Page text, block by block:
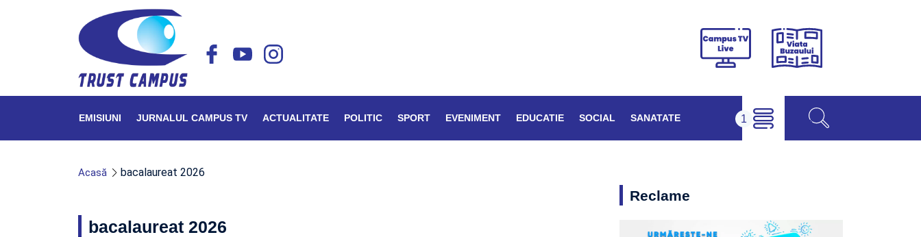
Campus
Viața
EMISIUNI JURNALUL CAMPUS TV ACTUALITATE POLITIC SPORT EVENIMENT EDUCATIE SOCIAL SANATATE
Acasă bacalaureat 2026
bacalaureat 2026
Reclame